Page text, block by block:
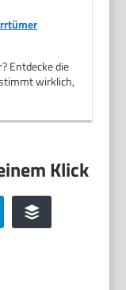
Entdecke die
wirklich,
Buffer